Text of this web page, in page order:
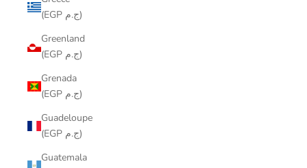
(EGP ج.م)
Greenland
(EGP ج.م)
Grenada
(EGP ج.م)
Guadeloupe
(EGP ج.م)
Guatemala